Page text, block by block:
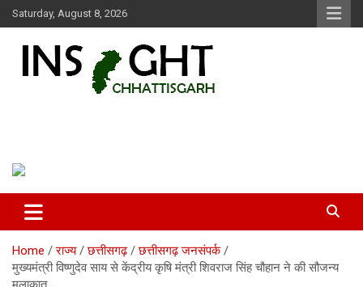
Skip
to
Saturday, August 8, 2026
Home राज्य छत्तीसगढ़
छत्तीसगढ़ जनसंपर्क
मुख्यमंत्री विष्णुदेव साय से केंद्रीय कृषि मंत्री शिवराज सिंह चौहान ने की सौजन्य